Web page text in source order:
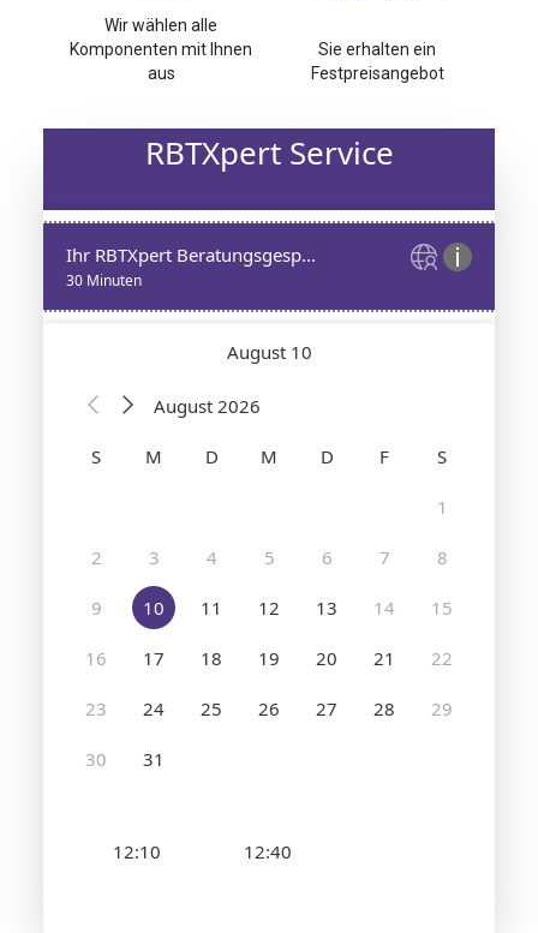
Wir wählen alle
Komponenten mit Ihnen
aus
Sie erhalten ein
Festpreisangebot